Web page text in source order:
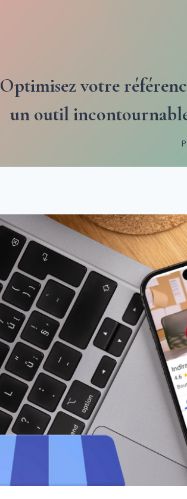
Optimisez votre
un outil